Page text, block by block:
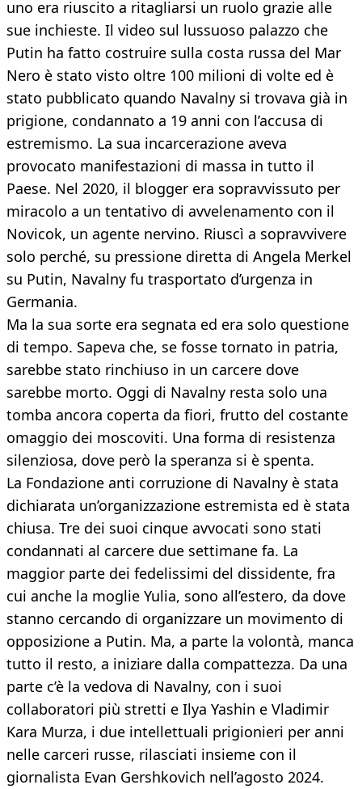
uno era riuscito a ritagliarsi un ruolo grazie alle
sue inchieste. Il video sul lussuoso palazzo che
Putin ha fatto costruire sulla costa russa del Mar
Nero è stato visto oltre 100 milioni di volte ed è
stato pubblicato quando Navalny si trovava già in
prigione, condannato a 19 anni con l’accusa di
estremismo. La sua incarcerazione aveva
provocato manifestazioni di massa in tutto il
Paese. Nel 2020, il blogger era sopravvissuto per
miracolo a un tentativo di avvelenamento con il
Novicok, un agente nervino. Riuscì a sopravvivere
solo perché, su pressione diretta di Angela Merkel
su Putin, Navalny fu trasportato d’urgenza in
Germania.
Ma la sua sorte era segnata ed era solo questione
di tempo. Sapeva che, se fosse tornato in patria,
sarebbe stato rinchiuso in un carcere dove
sarebbe morto. Oggi di Navalny resta solo una
tomba ancora coperta da fiori, frutto del costante
omaggio dei moscoviti. Una forma di resistenza
silenziosa, dove però la speranza si è spenta.
La Fondazione anti corruzione di Navalny è stata
dichiarata un’organizzazione estremista ed è stata
chiusa. Tre dei suoi cinque avvocati sono stati
condannati al carcere due settimane fa. La
maggior parte dei fedelissimi del dissidente, fra
cui anche la moglie Yulia, sono all’estero, da dove
stanno cercando di organizzare un movimento di
opposizione a Putin. Ma, a parte la volontà, manca
tutto il resto, a iniziare dalla compattezza. Da una
parte c’è la vedova di Navalny, con i suoi
collaboratori più stretti e Ilya Yashin e Vladimir
Kara Murza, i due intellettuali prigionieri per anni
nelle carceri russe, rilasciati insieme con il
giornalista Evan Gershkovich nell’agosto 2024.